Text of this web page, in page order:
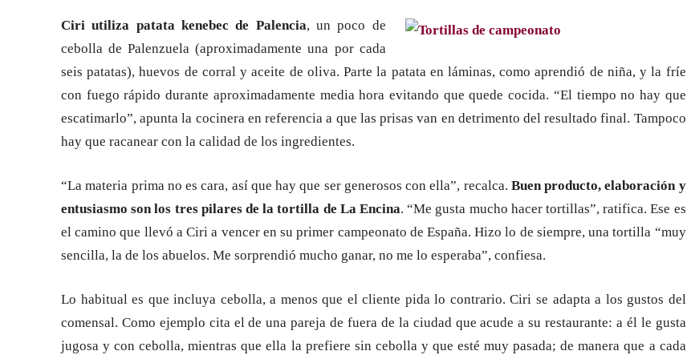
Ciri utiliza patata kenebec de Palencia, un poco de
cebolla de Palenzuela (aproximadamente una por cada
seis patatas), huevos de corral y aceite de oliva. Parte la patata en láminas, como aprendió de niña, y la fríe
con fuego rápido durante aproximadamente media hora evitando que quede cocida. “El tiempo no hay que
escatimarlo”, apunta la cocinera en referencia a que las prisas van en detrimento del resultado final. Tampoco
hay que racanear con la calidad de los ingredientes.
“La materia prima no es cara, así que hay que ser generosos con ella”, recalca. Buen producto, elaboración y
entusiasmo son los tres pilares de la tortilla de La Encina. “Me gusta mucho hacer tortillas”, ratifica. Ese es
el camino que llevó a Ciri a vencer en su primer campeonato de España. Hizo lo de siempre, una tortilla “muy
sencilla, la de los abuelos. Me sorprendió mucho ganar, no me lo esperaba”, confiesa.
Lo habitual es que incluya cebolla, a menos que el cliente pida lo contrario. Ciri se adapta a los gustos del
comensal. Como ejemplo cita el de una pareja de fuera de la ciudad que acude a su restaurante: a él le gusta
jugosa y con cebolla, mientras que ella la prefiere sin cebolla y que esté muy pasada; de manera que a cada